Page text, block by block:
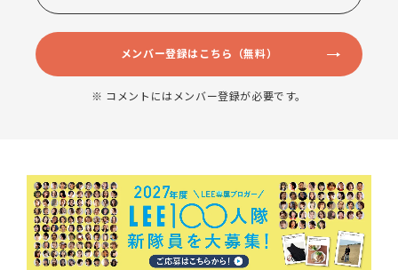
メンバー登録はこちら（無料）
※ コメントにはメンバー登録が必要です。